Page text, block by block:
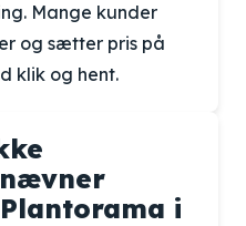
Mange kunder
og sætter pris på
klik og hent.
i